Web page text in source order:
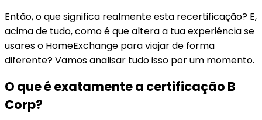
Então, o que significa realmente esta recertificação? E,
acima de tudo, como é que altera a tua experiência se
usares o HomeExchange para viajar de forma
diferente? Vamos analisar tudo isso por um momento.
O que é exatamente a certificação B
Corp?